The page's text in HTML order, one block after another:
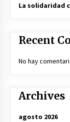
La solidaridad
Recent
No hay
Archives
agosto 2026